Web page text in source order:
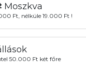
Moszkva
Ft, nélküle 19.000 Ft !
50.000 Ft két főre